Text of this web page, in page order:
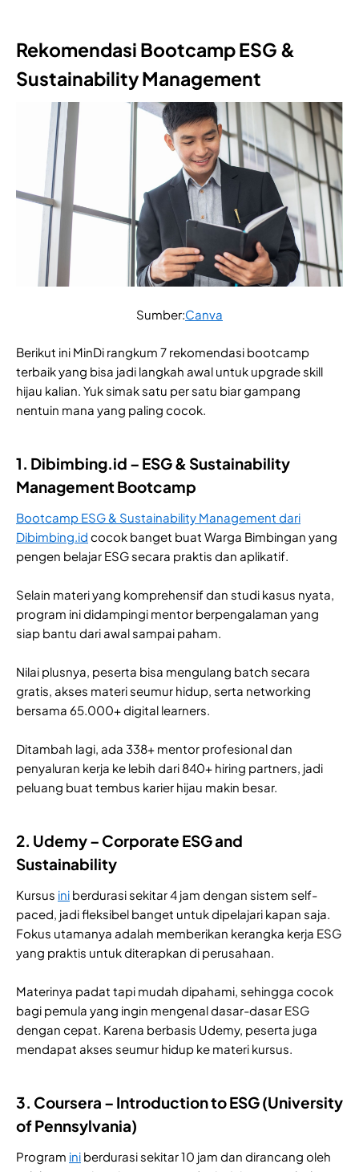
Rekomendasi Bootcamp ESG &
Sustainability Management
Sumber:Canva
Berikut ini MinDi rangkum 7 rekomendasi bootcamp
terbaik yang bisa jadi langkah awal untuk upgrade skill
hijau kalian. Yuk simak satu per satu biar gampang
nentuin mana yang paling cocok.
1. Dibimbing.id – ESG & Sustainability
Management Bootcamp
Bootcamp ESG & Sustainability Management dari
Dibimbing.id cocok banget buat Warga Bimbingan yang
pengen belajar ESG secara praktis dan aplikatif.
Selain materi yang komprehensif dan studi kasus nyata,
program ini didampingi mentor berpengalaman yang
siap bantu dari awal sampai paham.
Nilai plusnya, peserta bisa mengulang batch secara
gratis, akses materi seumur hidup, serta networking
bersama 65.000+ digital learners.
Ditambah lagi, ada 338+ mentor profesional dan
penyaluran kerja ke lebih dari 840+ hiring partners, jadi
peluang buat tembus karier hijau makin besar.
2. Udemy – Corporate ESG and
Sustainability
Kursus ini berdurasi sekitar 4 jam dengan sistem self-
paced, jadi fleksibel banget untuk dipelajari kapan saja.
Fokus utamanya adalah memberikan kerangka kerja ESG
yang praktis untuk diterapkan di perusahaan.
Materinya padat tapi mudah dipahami, sehingga cocok
bagi pemula yang ingin mengenal dasar-dasar ESG
dengan cepat. Karena berbasis Udemy, peserta juga
mendapat akses seumur hidup ke materi kursus.
3. Coursera – Introduction to ESG (University
of Pennsylvania)
Program ini berdurasi sekitar 10 jam dan dirancang oleh